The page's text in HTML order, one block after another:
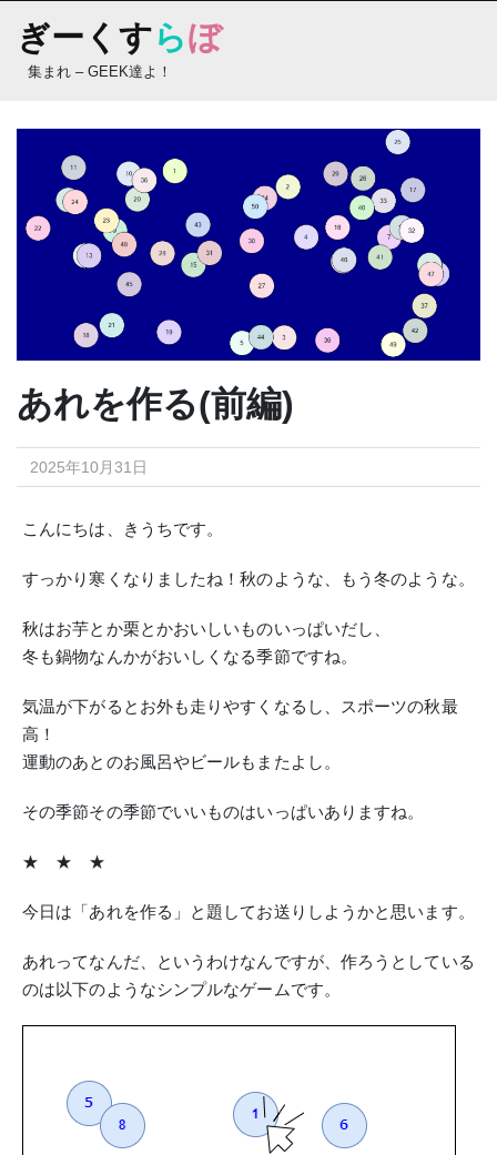
content
ぎーくすらぼ
集まれ – GEEK達よ！
あれを作る(前編)
2025年10月31日
こんにちは、きうちです。
すっかり寒くなりましたね！秋のような、もう冬のような。
秋はお芋とか栗とかおいしいものいっぱいだし、
冬も鍋物なんかがおいしくなる季節ですね。
気温が下がるとお外も走りやすくなるし、スポーツの秋最
高！
運動のあとのお風呂やビールもまたよし。
その季節その季節でいいものはいっぱいありますね。
★ ★ ★
今日は「あれを作る」と題してお送りしようかと思います。
あれってなんだ、というわけなんですが、作ろうとしている
のは以下のようなシンプルなゲームです。